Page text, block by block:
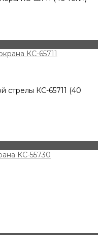
КС-65711
стрелы КС-65711 (40
КС-55730